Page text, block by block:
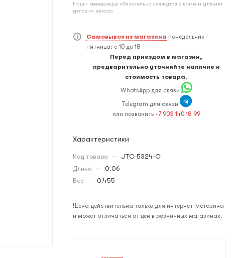
Наши менеджеры обязательно свяжутся с вами и уточнят
условия заказа
Самовывоз из магазина понедельник -
пятница: с 10 до 18
Перед приездом в магазин,
предварительно уточняйте наличие и
стоимость товара.
WhatsApp для связи
Telegram для связи
или позвонить +7 903 140 18 99
Характеристики
Код товара — JTC-5324-G
Длина — 0.06
Вес — 0.455
! Цена действительна только для интернет-магазина
и может отличаться от цен в розничных магазинах.